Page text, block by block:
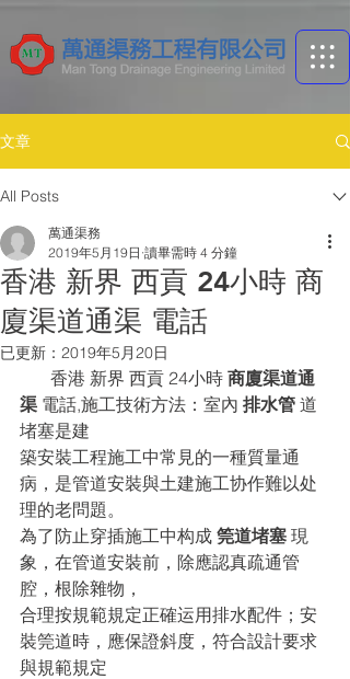
文章
All Posts
香港 新界 西貢 24小時 商
廈渠道通渠 電話
萬通渠務
2019年5月19日 讀畢需時 4 分鐘
已更新： 2019年5月20日
       香港 新界 西貢 24小時
商廈渠道通
渠 電話,施工技術方法：室內 排水管 道
堵塞是建
築安裝工程施工中常見的一種質量通
病，是管道安裝與土建施工协作難以处
理的老問題。
為了防止穿插施工中构成 筦道堵塞 現
象，在管道安裝前，除應認真疏通管
腔，根除雜物，
合理按規範規定正確运用排水配件；安
裝筦道時，應保證斜度，符合設計要求
與規範規定